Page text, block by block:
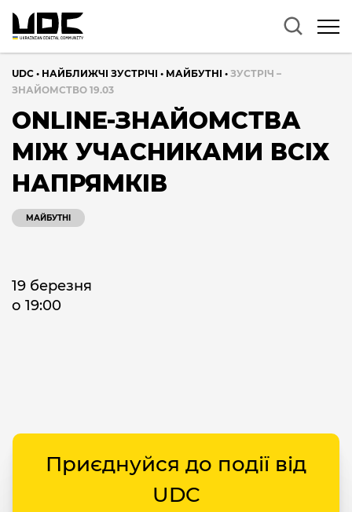
UDC • НАЙБЛИЖЧІ ЗУСТРІЧІ • МАЙБУТНІ • ЗУСТРІЧ –
ЗНАЙОМСТВО 19.03
ONLINE-ЗНАЙОМСТВА
МІЖ УЧАСНИКАМИ ВСІХ
НАПРЯМКІВ
МАЙБУТНІ
19 березня
о 19:00
Приєднуйся до події від
UDC